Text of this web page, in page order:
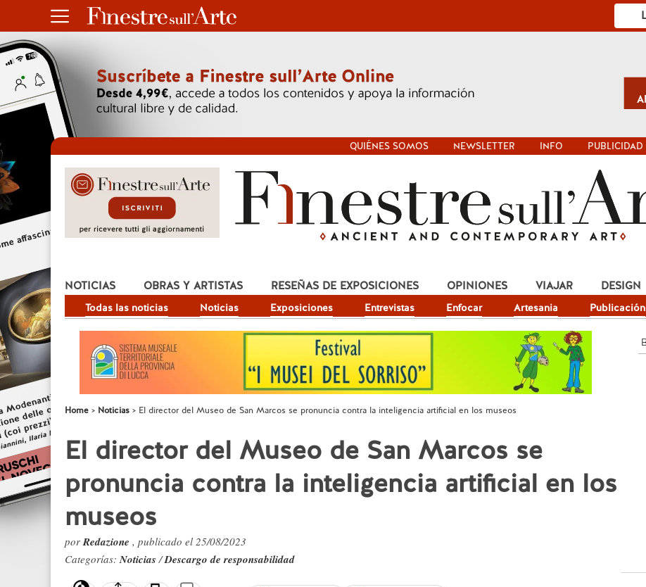
QUIÉNES SOMOS NEWSLETTER INFO PUBLICIDAD
NOTICIAS
Todas las noticias Noticias Exposiciones Entrevistas Enfocar Artesania Publicación
OBRAS Y ARTISTAS RESEÑAS DE EXPOSICIONES OPINIONES VIAJAR DESIGN
Home Noticias El director del Museo de San Marcos se pronuncia contra la inteligencia artificial en los museos
El director del Museo de San Marcos se
pronuncia contra la inteligencia artificial en los
museos
porRedazione , publicado el 25/08/2023
Categorías:Noticias/Descargo de responsabilidad